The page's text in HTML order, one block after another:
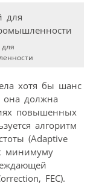
хотя бы шанс
должна
повышенных
алгоритм
(Adaptive
минимуму
FEC).